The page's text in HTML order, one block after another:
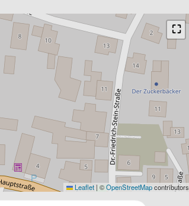
⛶
Leaflet | ©OpenStreetMapcontributors